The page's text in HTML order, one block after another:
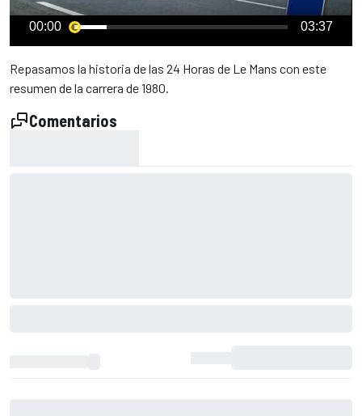
00:00 03:37
Repasamos la historia de las 24 Horas de Le Mans con este
resumen de la carrera de 1980.
Comentarios